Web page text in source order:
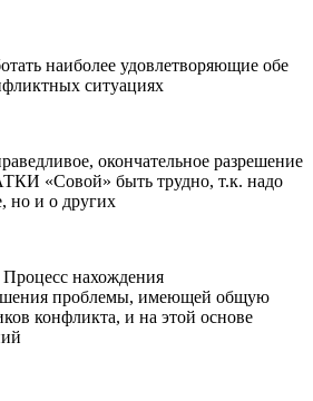
наиболее удовлетворяющие обе
ситуациях
окончательное разрешение
«Совой» быть трудно, т.к. надо
но и о других
нахождения
проблемы, имеющей общую
конфликта, и на этой основе